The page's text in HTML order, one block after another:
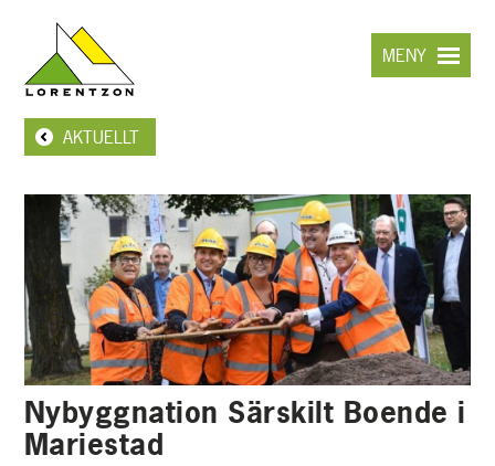
huvudinnehållet
MENY
AKTUELLT
Nybyggnation Särskilt Boende i
Mariestad